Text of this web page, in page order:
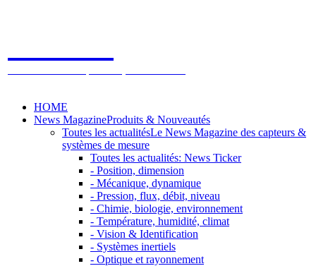
HOME
News MagazineProduits & Nouveautés
Toutes les actualitésLe News Magazine des capteurs &
systèmes de mesure
Toutes les actualités: News Ticker
- Position, dimension
- Mécanique, dynamique
- Pression, flux, débit, niveau
- Chimie, biologie, environnement
- Température, humidité, climat
- Vision & Identification
- Systèmes inertiels
- Optique et rayonnement